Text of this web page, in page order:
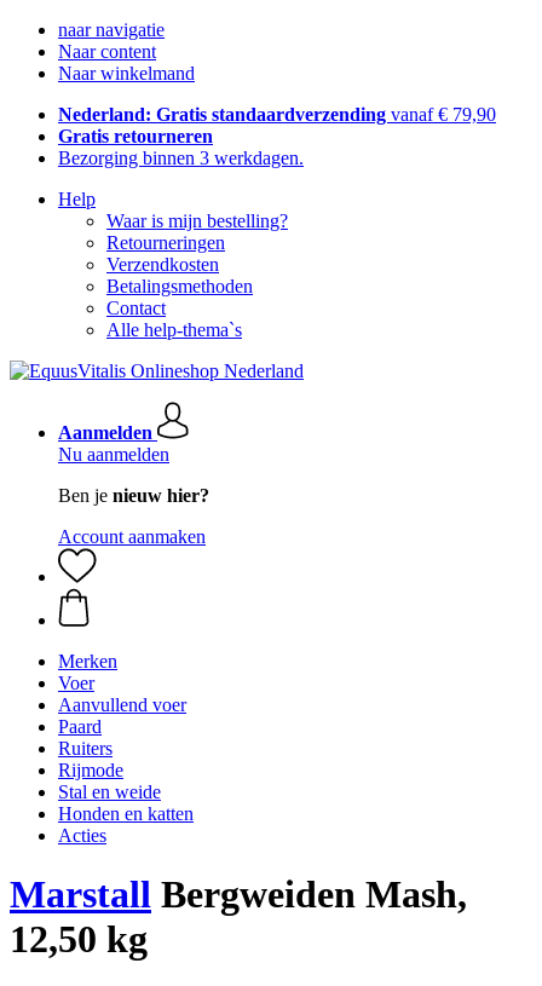
naar navigatie
Naar content
Naar winkelmand
Nederland: Gratis standaardverzending vanaf € 79,90
Gratis retourneren
Bezorging binnen 3 werkdagen.
Help
Waar is mijn bestelling?
Retourneringen
Verzendkosten
Betalingsmethoden
Contact
Alle help-thema`s
Aanmelden
Nu aanmelden
Ben je nieuw hier?
Account aanmaken
Merken
Voer
Aanvullend voer
Paard
Ruiters
Rijmode
Stal en weide
Honden en katten
Acties
Marstall Bergweiden Mash,
12,50 kg